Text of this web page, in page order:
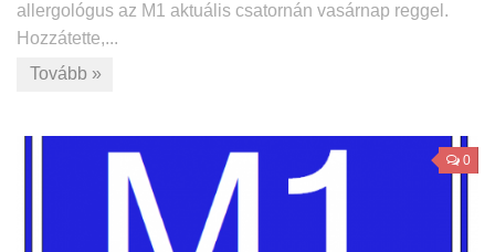
allergológus az M1 aktuális csatornán vasárnap reggel.
Hozzátette,...
Tovább »
0